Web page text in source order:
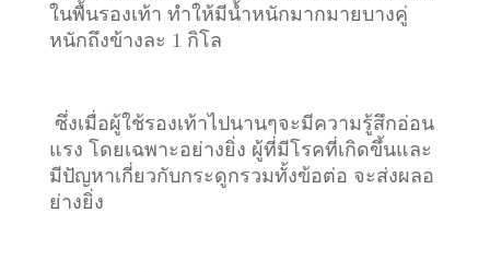
ในพื้นรองเท้า ทำให้มีน้ำหนักมากมายบางคู่
หนักถึงข้างละ 1 กิโล
ซึ่งเมื่อผู้ใช้รองเท้าไปนานๆจะมีความรู้สึกอ่อน
แรง โดยเฉพาะอย่างยิ่ง ผู้ที่มีโรคที่เกิดขึ้นและ
มีปัญหาเกี่ยวกับกระดูกรวมทั้งข้อต่อ จะส่งผลอ
ย่างยิ่ง